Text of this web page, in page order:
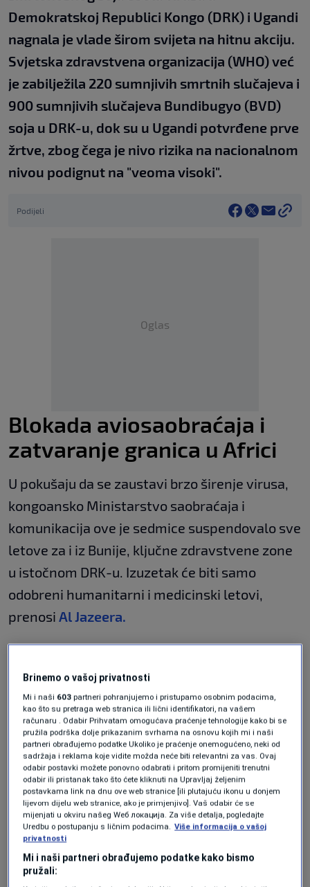
Demokratskoj Republici Kongo (DRK) i Ugandi
nagnala je vlade širom svijeta na hitnu akciju.
Svjetska zdravstvena organizacija (WHO) već
je zabilježila 220 sumnjivih smrtnih slučajeva i
900 sumnjivih slučajeva Bundibugyo (BVD)
soja u DRK-u, dok su u Ugandi potvrđene prve
žrtve, zbog čega je nivo rizika na nacionalnom
nivou podignut na "veoma visoki".
Podijeli
Oglas
Blokada aviosaobraćaja i
zatvaranje granica u Africi
U pokušaju da se zaustavi brzo širenje virusa,
kongoansko Ministarstvo saobraćaja i
komunikacija ove je sedmice suspendovalo sve
letove za i iz Bunije, ključne zdravstvene zone
u istočnom DRK-u. Izuzetak će biti samo
odobreni humanitarni i medicinski letovi,
prenosi Al Jazeera.
Uganda je povukla još radikalnije poteze:
obustavljeni su svi direktni letovi iz DRK-a, na
četiri sedmice su potpuno zaustavljeni
autobuski i brodski granični prijelazi, a
otkazane su i sedmične pijace u pograničnim
distriktima.
Preko granice za sada može prolaziti samo
teretni saobraćaj s esencijalnom robom i
hranom.
Zapad podiže bedeme:
Brinemo o vašoj privatnosti
Mi i naši 603 partneri pohranjujemo i pristupamo osobnim podacima,
kao što su pretraga web stranica ili lični identifikatori, na vašem
računaru . Odabir Prihvatam omogućava praćenje tehnologije kako bi se
pružila podrška dolje prikazanim svrhama na osnovu kojih mi i naši
partneri obrađujemo podatke Ukoliko je praćenje onemogućeno, neki od
sadržaja i reklama koje vidite možda neće biti relevantni za vas. Ovaj
odabir postavki možete ponovno odabrati i pritom promijeniti trenutni
odabir ili pristanak tako što ćete kliknuti na Upravljaj željenim
postavkama link na dnu ove web stranice [ili plutajuću ikonu u donjem
lijevom dijelu web stranice, ako je primjenjivo]. Vaš odabir će se
mijenjati u okviru našeg Wеб локација. Za više detalja, pogledajte
Uredbu o postupanju s ličnim podacima. Više informacija o vašoj
privatnosti
Mi i naši partneri obrađujemo podatke kako bismo
pružali: